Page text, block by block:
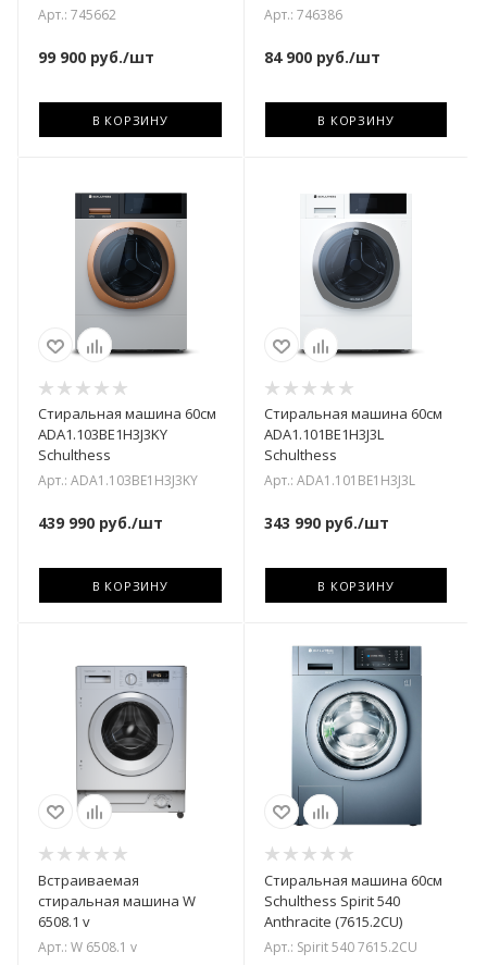
Арт.: 745662
99 900 руб./шт
В КОРЗИНУ
Арт.: 746386
84 900руб./шт
В КОРЗИНУ
Стиральная машина 60см
ADA1.103BE1H3J3KY
Schulthess
Арт.: ADA1.103BE1H3J3KY
439 990 руб./шт
В КОРЗИНУ
Стиральная машина 60см
ADA1.101BE1H3J3L
Schulthess
Арт.: ADA1.101BE1H3J3L
343 990руб./шт
В КОРЗИНУ
Встраиваемая
стиральная машина W
6508.1 v
Арт.: W 6508.1 v
Стиральная машина 60см
Schulthess Spirit 540
Anthracite (7615.2CU)
Арт.: Spirit 540 7615.2CU